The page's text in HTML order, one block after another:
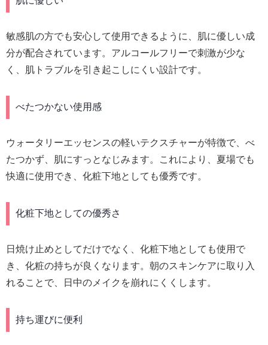
敏感肌の方でも安心して使用できるように、肌に優しい成
分が配合されています。アルコールフリーで刺激が少な
く、肌トラブルを引き起こしにくい設計です。
べたつかない使用感
ウォータリーエッセンスの軽いテクスチャーが特徴で、べ
たつかず、肌にすっとなじみます。これにより、夏場でも
快適に使用でき、化粧下地としても優秀です。
化粧下地としての優秀さ
日焼け止めとしてだけでなく、化粧下地としても使用で
き、化粧の持ちが良くなります。朝のスキンケアに取り入
れることで、日中のメイクを崩れにくくします。
持ち運びに便利